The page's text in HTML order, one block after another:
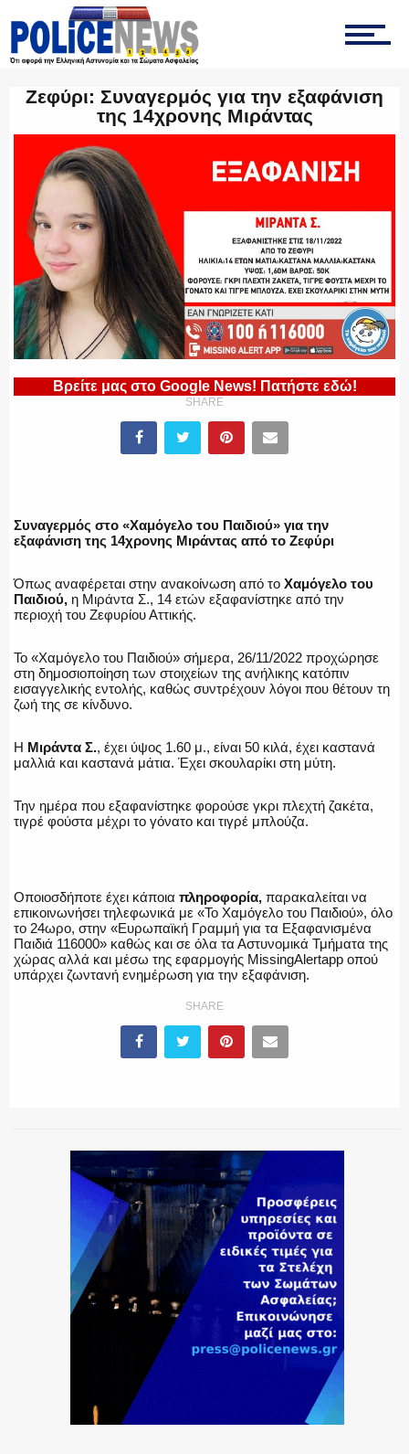
ΤΡΟΧΑΙΑ
ΟΠΚΕ
ΟΜΑΔΑ “Ζ”
ΕΚΑΜ
ΠΥΡΟΣΒΕΣΤΙΚΗ
ΛΙΜΕΝΙΚΟ
ΕΝΟΠΛΕΣ ΔΥΝΑΜΕΙΣ
ΑΣΤΥΝΟΜΙΚΟ ΡΕΠΟΡΤΑΖ
ΟΜΑΔΕΣ ΕΛ.ΑΣ.
Ζεφύρι: Συναγερμός για την εξαφάνιση
της 14χρονης Μιράντας
Βρείτε μας στο Google News! Πατήστε εδώ!
SHARE
Συναγερμός στο «Χαμόγελο του Παιδιού» για την
εξαφάνιση της 14χρονης Μιράντας από το Ζεφύρι
Όπως αναφέρεται στην ανακοίνωση από το Χαμόγελο του
Παιδιού, η Μιράντα Σ., 14 ετών εξαφανίστηκε από την
περιοχή του Ζεφυρίου Αττικής.
Το «Χαμόγελο του Παιδιού» σήμερα, 26/11/2022 προχώρησε
στη δημοσιοποίηση των στοιχείων της ανήλικης κατόπιν
εισαγγελικής εντολής, καθώς συντρέχουν λόγοι που θέτουν τη
ζωή της σε κίνδυνο.
Η Μιράντα Σ., έχει ύψος 1.60 μ., είναι 50 κιλά, έχει καστανά
μαλλιά και καστανά μάτια. Έχει σκουλαρίκι στη μύτη.
Την ημέρα που εξαφανίστηκε φορούσε γκρι πλεχτή ζακέτα,
τιγρέ φούστα μέχρι το γόνατο και τιγρέ μπλούζα.
Οποιοσδήποτε έχει κάποια πληροφορία, παρακαλείται να
επικοινωνήσει τηλεφωνικά με «Το Χαμόγελο του Παιδιού», όλο
το 24ωρο, στην «Ευρωπαϊκή Γραμμή για τα Εξαφανισμένα
Παιδιά 116000» καθώς και σε όλα τα Αστυνομικά Τμήματα της
χώρας αλλά και μέσω της εφαρμογής MissingAlertapp οπού
υπάρχει ζωντανή ενημέρωση για την εξαφάνιση.
SHARE